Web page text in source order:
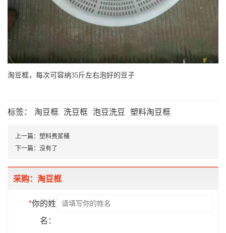
淘豆框，每次可容纳35斤左右泡好的豆子
标签： 淘豆框 洗豆框 泡豆洗豆 塑料淘豆框
上一篇： 塑料煮浆桶
下一篇： 没有了
采购：淘豆框
*你的姓
名：